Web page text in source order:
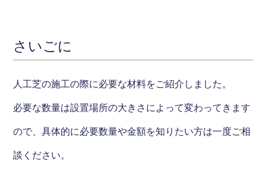
さいごに
人工芝の施工の際に必要な材料をご紹介しました。
必要な数量は設置場所の大きさによって変わってきます
ので、具体的に必要数量や金額を知りたい方は一度ご相
談ください。